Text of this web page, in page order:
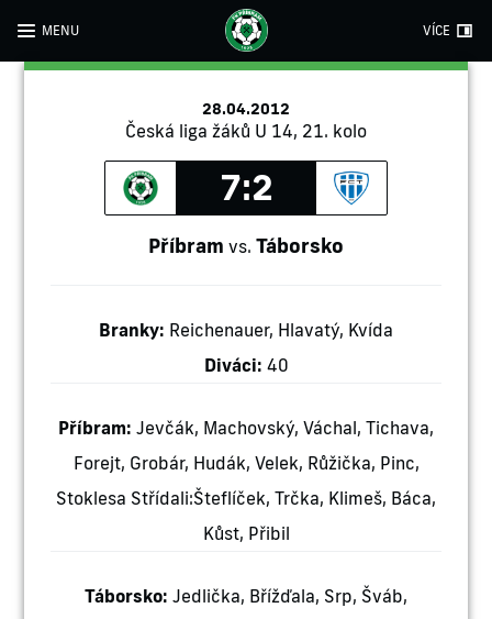
MENU VÍCE
28.04.2012
Česká liga žáků U 14, 21. kolo
7:2
Příbram vs. Táborsko
Branky: Reichenauer, Hlavatý, Kvída
Diváci: 40
Příbram: Jevčák, Machovský, Váchal, Tichava,
Forejt, Grobár, Hudák, Velek, Růžička, Pinc,
Stoklesa Střídali:Šteflíček, Trčka, Klimeš, Báca,
Kůst, Přibil
Táborsko: Jedlička, Břížďala, Srp, Šváb,